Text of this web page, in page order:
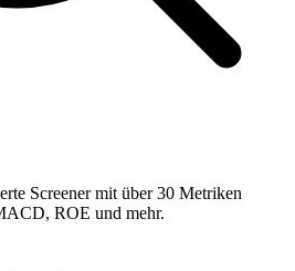
Screener mit über 30 Metriken
ROE und mehr.